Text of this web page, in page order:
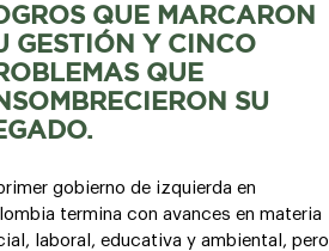
QUE MARCARON
GESTIÓN Y CINCO
QUE
SU
gobierno de izquierda en
termina con avances en materia
laboral, educativa y ambiental, pero